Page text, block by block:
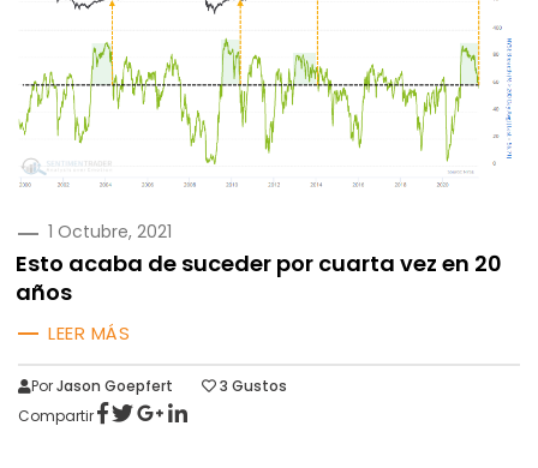
PUBLICADO
1 Octubre, 2021
Esto acaba de suceder por cuarta vez en 20
años
LEER MÁS
PorJason Goepfert 3 Gustos
Compartir